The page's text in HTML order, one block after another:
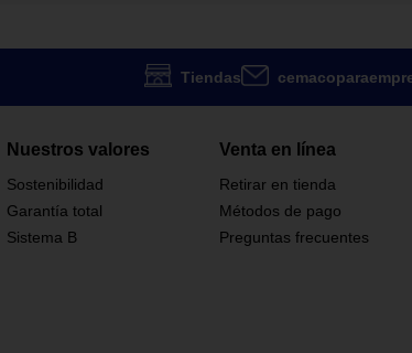
Tiendas
Nuestros valores
Sostenibilidad
Garantía total
Sistema B
Venta en línea
Retirar en tienda
Métodos de pago
Preguntas frecuentes